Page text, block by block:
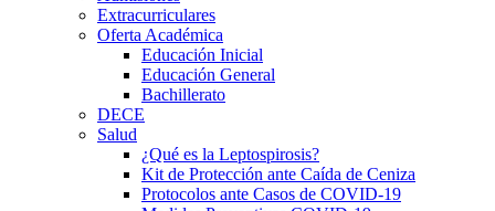
Extracurriculares
Oferta Académica
Educación Inicial
Educación General
Bachillerato
DECE
Salud
¿Qué es la Leptospirosis?
Kit de Protección ante Caída de Ceniza
Protocolos ante Casos de COVID-19